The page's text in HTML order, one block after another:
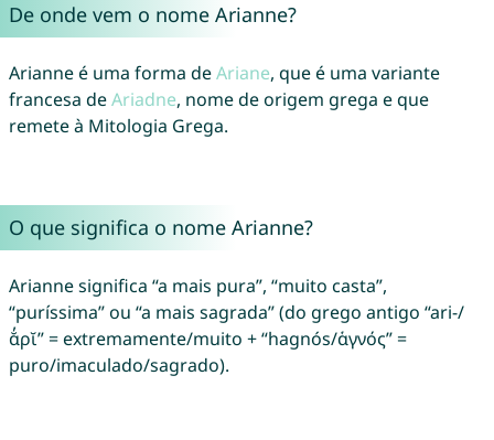
De onde vem o nome Arianne?
Arianne é uma forma deAriane, que é uma variante
francesa deAriadne, nome de origem grega e que
remete à Mitologia Grega.
O que significa o nome Arianne?
Arianne significa “a mais pura”, “muito casta”,
“puríssima” ou “a mais sagrada” (do grego antigo “ari-/
ᾰ̓ρῐ” = extremamente/muito + “hagnós/ἁγνός” =
puro/imaculado/sagrado).